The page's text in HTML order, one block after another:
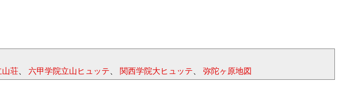
山荘 六甲学院立山ヒュッテ 関西学院大ヒュッテ 弥陀ヶ原地図